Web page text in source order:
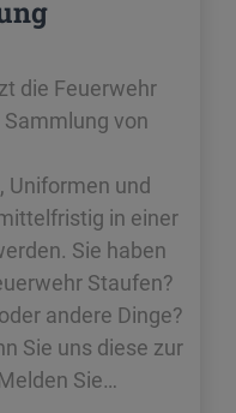
die Feuerwehr
von
und
in einer
Sie haben
Staufen?
andere Dinge?
Sie uns diese zur
Sie…